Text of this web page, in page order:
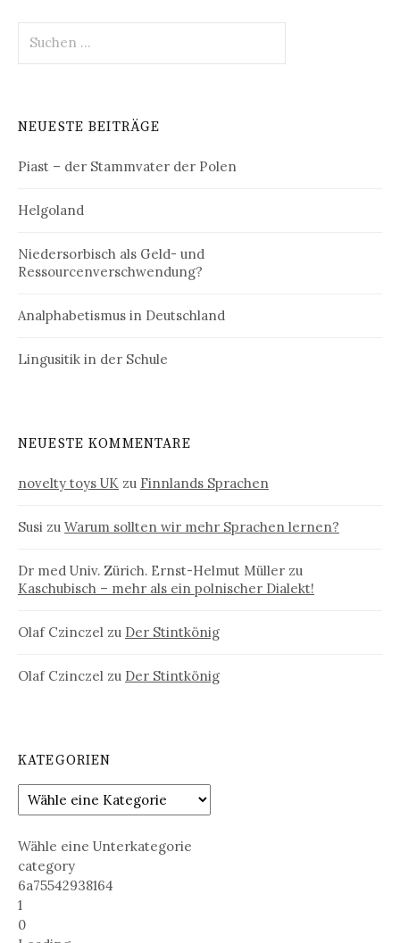
nach:
NEUESTE BEITRÄGE
Piast – der Stammvater der Polen
Helgoland
Niedersorbisch als Geld- und
Ressourcenverschwendung?
Analphabetismus in Deutschland
Lingusitik in der Schule
NEUESTE KOMMENTARE
novelty toys UK zu Finnlands Sprachen
Susi zu Warum sollten wir mehr Sprachen lernen?
Dr med Univ. Zürich. Ernst-Helmut Müller zu
Kaschubisch – mehr als ein polnischer Dialekt!
Olaf Czinczel zu Der Stintkönig
Olaf Czinczel zu Der Stintkönig
KATEGORIEN
Wähle eine Unterkategorie
category
6a75542938164
1
0